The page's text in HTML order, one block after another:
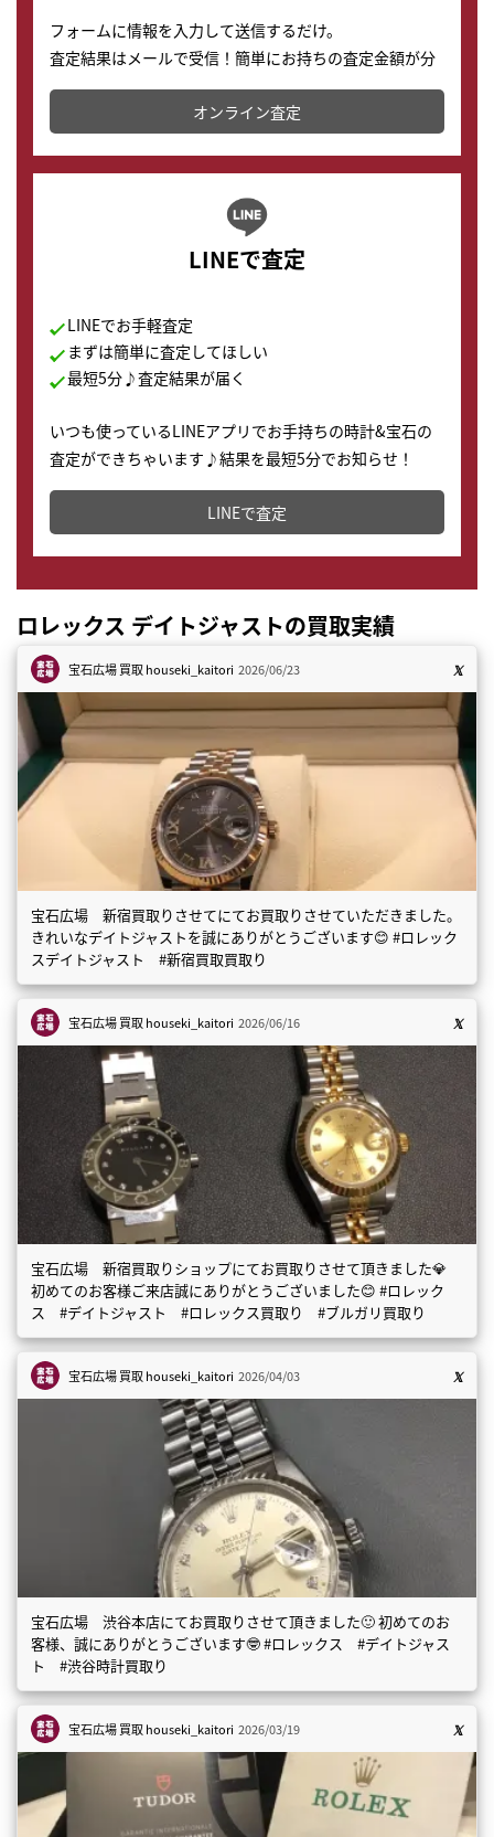
フォームに情報を入力して送信するだけ。
査定結果はメールで受信！簡単にお持ちの査定金額が分
かります。
オンライン査定
LINEで査定
LINEでお手軽査定
まずは簡単に査定してほしい
最短5分♪査定結果が届く
いつも使っているLINEアプリでお手持ちの時計&宝石の
査定ができちゃいます♪結果を最短5分でお知らせ！
どこからでもすぐに査定金額を知ることが出来ます。
LINEで査定
ロレックス デイトジャストの買取実績
宝石広場 買取houseki_kaitori 2026/06/23
宝石広場 新宿買取りさせてにてお買取りさせていただきました。
きれいなデイトジャストを誠にありがとうございます😊 #ロレック
スデイトジャスト #新宿買取買取り
宝石広場 買取houseki_kaitori 2026/06/16
宝石広場 新宿買取りショップにてお買取りさせて頂きました💎
初めてのお客様ご来店誠にありがとうございました😊 #ロレック
ス #デイトジャスト #ロレックス買取り #ブルガリ買取り
宝石広場 買取houseki_kaitori 2026/04/03
宝石広場 渋谷本店にてお買取りさせて頂きました🙂 初めてのお
客様、誠にありがとうございます🤓 #ロレックス #デイトジャス
ト #渋谷時計買取り
宝石広場 買取houseki_kaitori 2026/03/19